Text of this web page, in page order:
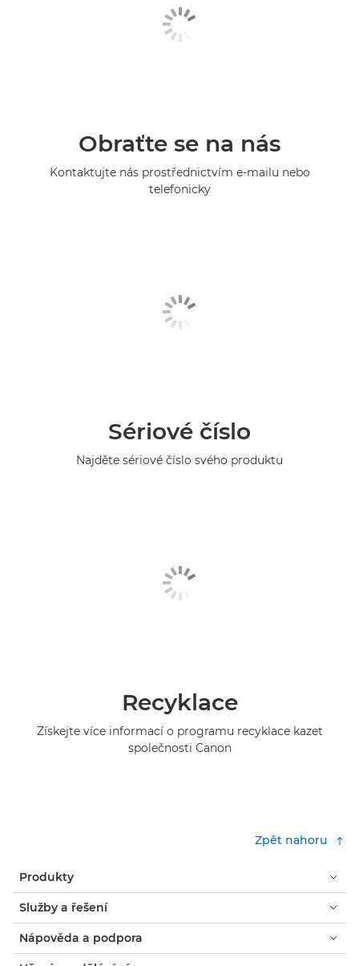
Obraťte se na nás
Kontaktujte nás prostřednictvím e-mailu nebo
telefonicky
Sériové číslo
Najděte sériové číslo svého produktu
Recyklace
Získejte více informací o programu recyklace kazet
společnosti Canon
Zpět nahoru
Produkty
Služby a řešení
Nápověda a podpora